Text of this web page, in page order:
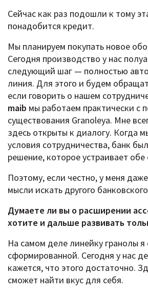
Сейчас как раз подошли к тому
понадобится кредит.
Мы планируем покупать новое
Сегодня производство у нас
следующий шаг — полностью
линия. Для этого и будем
если говорить о нашем
maib мы работаем практически с
существования Granoleya. Мне
здесь открыты к диалогу. Когда
условия сотрудничества, банк
решение, которое устраивает обе
Поэтому, если честно, у меня
мысли искать другого
Думаете ли вы о расширении
хотите и дальше развивать
На самом деле линейку гранолы
сформированной. Сегодня у нас
кажется, что этого достаточно.
сможет найти вкус для себя.